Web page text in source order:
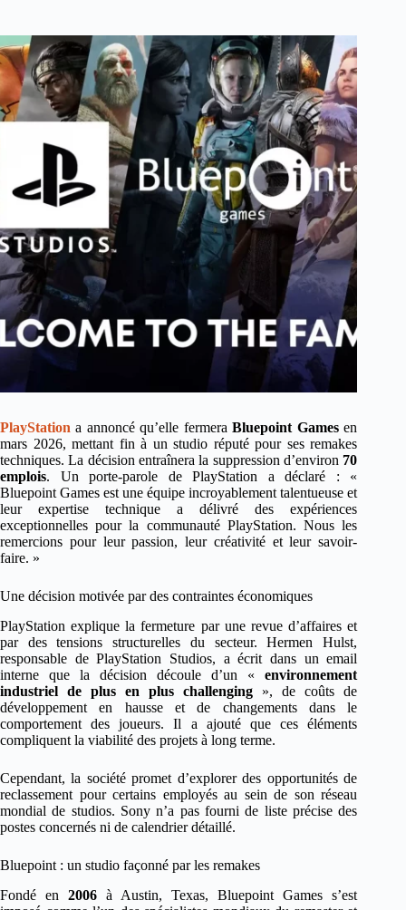
PlayStation a annoncé qu’elle fermeraBluepoint Gamesen
mars 2026, mettant fin à un studio réputé pour ses remakes
techniques. La décision entraînera la suppression d’environ 70
emplois. Un porte-parole de PlayStation a déclaré : «
Bluepoint Games est une équipe incroyablement talentueuse et
leur expertise technique a délivré des expériences
exceptionnelles pour la communauté PlayStation. Nous les
remercions pour leur passion, leur créativité et leur savoir-
faire. »
Une décision motivée par des contraintes économiques
PlayStation explique la fermeture par une revue d’affaires et
par des tensions structurelles du secteur. Hermen Hulst,
responsable de PlayStation Studios, a écrit dans un email
interne que la décision découle d’un «environnement
industriel de plus en plus challenging », de coûts de
développement en hausse et de changements dans le
comportement des joueurs. Il a ajouté que ces éléments
compliquent la viabilité des projets à long terme.
Cependant, la société promet d’explorer des opportunités de
reclassement pour certains employés au sein de son réseau
mondial de studios. Sony n’a pas fourni de liste précise des
postes concernés ni de calendrier détaillé.
Bluepoint : un studio façonné par les remakes
Fondé en2006 à Austin, Texas, Bluepoint Games s’est